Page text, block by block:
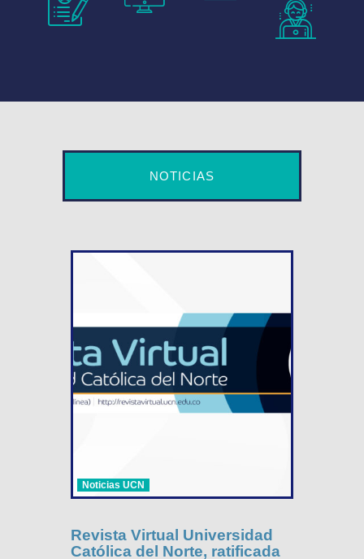
NOTICIAS
Noticias UCN
Revista Virtual Universidad
Católica del Norte, ratificada